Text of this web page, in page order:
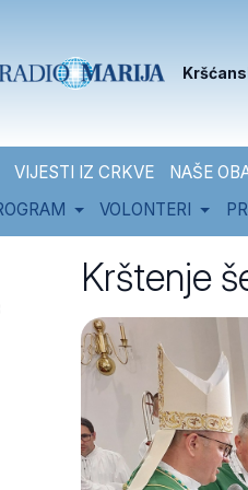
VIJESTI IZ CRKVE NAŠE
VOLONTERI
Krštenje